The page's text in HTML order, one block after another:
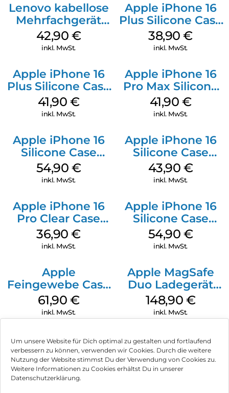
Um unsere Website für Dich optimal zu gestalten und fortlaufend
verbessern zu können, verwenden wir Cookies. Durch die weitere
Nutzung der Website stimmst Du der Verwendung von Cookies zu.
Weitere Informationen zu Cookies erhältst Du in unserer
Datenschutzerklärung.
Lenovo kabellose
Mehrfachgerät
Luna Grey
42,90 €
inkl. MwSt.
Apple iPhone 16
Plus Silicone Case
MagSafe Denim
38,90€
inkl. MwSt.
Apple iPhone 16
Plus Silicone Case
MagSafe Stone
Gray
41,90 €
inkl. MwSt.
Apple iPhone 16
Pro Max Silicone
Case MagSafe
Ultramarine
41,90 €
inkl. MwSt.
Apple iPhone 16
Silicone Case
MagSafe Lake
Green
54,90 €
inkl. MwSt.
Apple iPhone 16
Silicone Case
MagSafe Plum
43,90 €
inkl. MwSt.
Apple iPhone 16
Pro Clear Case
MagSafe
Transparent
36,90€
inkl. MwSt.
Apple iPhone 16
Silicone Case
MagSafe Black
54,90 €
inkl. MwSt.
Apple
Feingewebe Case
iPhone 15 Pro
MagSafe Schwarz
61,90 €
inkl. MwSt.
Apple MagSafe
Duo Ladegerät
Weiß
148,90 €
inkl. MwSt.
Impressum